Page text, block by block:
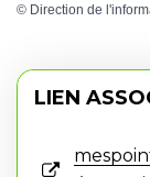
© Direction de
LIEN